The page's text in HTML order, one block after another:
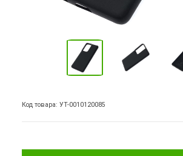
Код товара: УТ-0010120085